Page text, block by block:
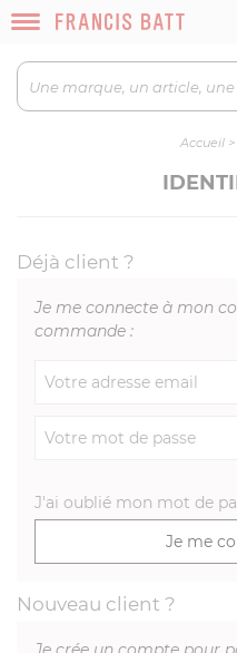
Accueil>
Déjà client ?
Je me connecte à mon
commande :
J'ai oublié mon mot de
Je me
Nouveau client ?